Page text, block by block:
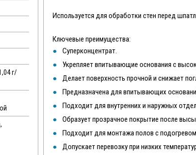
г/
Используется для обработки стен перед
Ключевые преимущества:
Суперконцентрат.
Укрепляет впитывающие основания с
Делает поверхность прочной и снижает
Предназначена для впитывающих
Подходит для внутренних и наружных
Образует прозрачное покрытие после
Подходит для монтажа полов с
Допускает перевозку при низких